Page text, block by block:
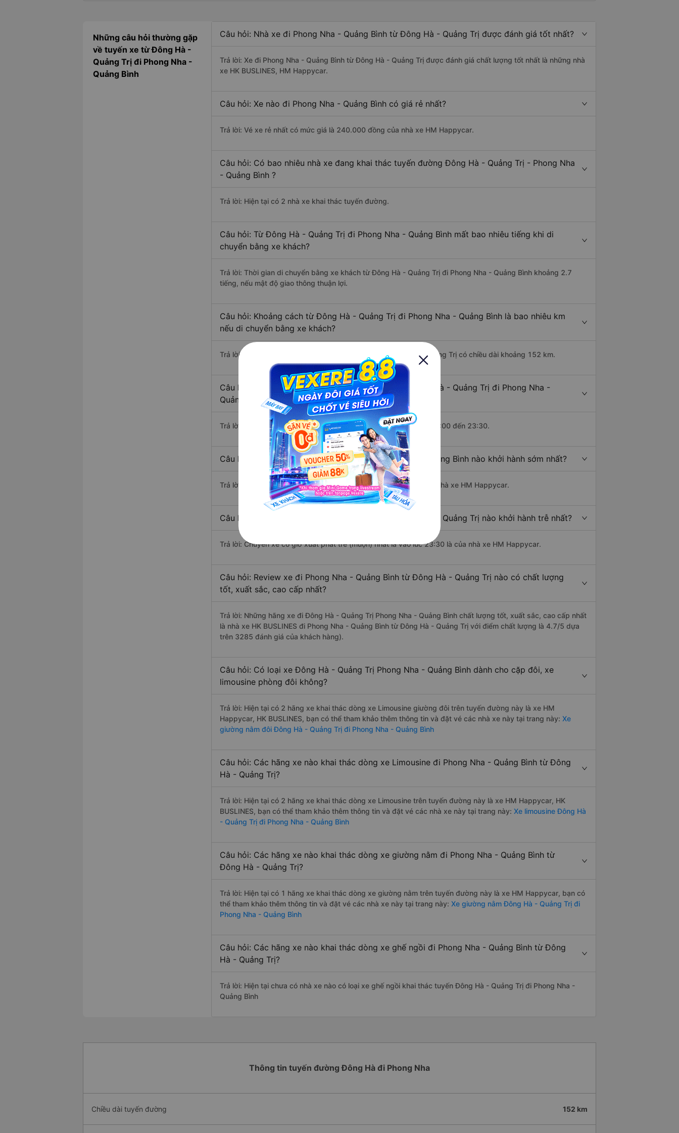
Những câu hỏi thường gặp
về tuyến xe từ Đông Hà -
Quảng Trị đi Phong Nha -
Quảng Bình
Câu hỏi: Nhà xe đi Phong Nha - Quảng Bình từ Đông Hà - Quảng Trị được đánh giá tốt nhất?
Trả lời: Xe đi Phong Nha - Quảng Bình từ Đông Hà - Quảng Trị được đánh giá chất lượng tốt nhất là những nhà
xe HK BUSLINES, HM Happycar.
Câu hỏi: Xe nào đi Phong Nha - Quảng Bình có giá rẻ nhất?
Trả lời: Vé xe rẻ nhất có mức giá là 240.000 đồng của nhà xe HM Happycar.
Câu hỏi: Có bao nhiêu nhà xe đang khai thác tuyến đường Đông Hà - Quảng Trị - Phong Nha
- Quảng Bình ?
Trả lời: Hiện tại có 2 nhà xe khai thác tuyến đường.
Câu hỏi: Từ Đông Hà - Quảng Trị đi Phong Nha - Quảng Bình mất bao nhiêu tiếng khi di
chuyển bằng xe khách?
Trả lời: Thời gian di chuyển bằng xe khách từ Đông Hà - Quảng Trị đi Phong Nha - Quảng Bình khoảng 2.7
tiếng, nếu mật độ giao thông thuận lợi.
Câu hỏi: Khoảng cách từ Đông Hà - Quảng Trị đi Phong Nha - Quảng Bình là bao nhiêu km
nếu di chuyển bằng xe khách?
Trả lời: Đoạn đường đi Phong Nha - Quảng Bình từ Đông Hà - Quảng Trị có chiều dài khoảng 152 km.
Câu hỏi: Mỗi ngày có bao nhiêu chuyến xe khách Đông Hà - Quảng Trị đi Phong Nha -
Quảng Bình ?
Trả lời: Trung bình mỗi ngày có khoảng 10 chuyến xe bắt đầu từ 3:00 đến 23:30.
Câu hỏi: Nhà xe đi Đông Hà - Quảng Trị Phong Nha - Quảng Bình nào khởi hành sớm nhất?
Trả lời: Chuyến xe có giờ xuất phát sớm nhất vào lúc 3:00 là của nhà xe HM Happycar.
Câu hỏi: Nhà xe đi Phong Nha - Quảng Bình từ Đông Hà - Quảng Trị nào khởi hành trễ nhất?
Trả lời: Chuyến xe có giờ xuất phát trễ (muộn) nhất là vào lúc 23:30 là của nhà xe HM Happycar.
Câu hỏi: Review xe đi Phong Nha - Quảng Bình từ Đông Hà - Quảng Trị nào có chất lượng
tốt, xuất sắc, cao cấp nhất?
Trả lời: Những hãng xe đi Đông Hà - Quảng Trị Phong Nha - Quảng Bình chất lượng tốt, xuất sắc, cao cấp nhất
là nhà xe HK BUSLINES đi Phong Nha - Quảng Bình từ Đông Hà - Quảng Trị với điểm chất lượng là 4.7/5 dựa
trên 3285 đánh giá của khách hàng).
Câu hỏi: Có loại xe Đông Hà - Quảng Trị Phong Nha - Quảng Bình dành cho cặp đôi, xe
limousine phòng đôi không?
Trả lời: Hiện tại có 2 hãng xe khai thác dòng xe Limousine giường đôi trên tuyến đường này là xe HM
Happycar, HK BUSLINES, bạn có thể tham khảo thêm thông tin và đặt vé các nhà xe này tại trang này: Xe
giường nằm đôi Đông Hà - Quảng Trị đi Phong Nha - Quảng Bình
Câu hỏi: Các hãng xe nào khai thác dòng xe Limousine đi Phong Nha - Quảng Bình từ Đông
Hà - Quảng Trị?
Trả lời: Hiện tại có 2 hãng xe khai thác dòng xe Limousine trên tuyến đường này là xe HM Happycar, HK
BUSLINES, bạn có thể tham khảo thêm thông tin và đặt vé các nhà xe này tại trang này: Xe limousine Đông Hà
- Quảng Trị đi Phong Nha - Quảng Bình
Câu hỏi: Các hãng xe nào khai thác dòng xe giường nằm đi Phong Nha - Quảng Bình từ
Đông Hà - Quảng Trị?
Trả lời: Hiện tại có 1 hãng xe khai thác dòng xe giường nằm trên tuyến đường này là xe HM Happycar, bạn có
thể tham khảo thêm thông tin và đặt vé các nhà xe này tại trang này: Xe giường nằm Đông Hà - Quảng Trị đi
Phong Nha - Quảng Bình
Câu hỏi: Các hãng xe nào khai thác dòng xe ghế ngồi đi Phong Nha - Quảng Bình từ Đông
Hà - Quảng Trị?
Trả lời: Hiện tại chưa có nhà xe nào có loại xe ghế ngồi khai thác tuyến Đông Hà - Quảng Trị đi Phong Nha -
Quảng Bình
Thông tin tuyến đường Đông Hà đi Phong Nha
Chiều dài tuyến đường 152 km